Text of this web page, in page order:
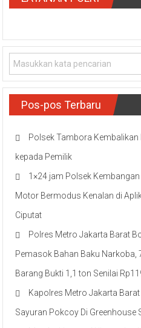
Pos-pos Terbaru
Polsek Tambora
kepada Pemilik
1×24 jam Polsek
Motor Bermodus Kenalan di
Ciputat
Polres Metro Jakarta Barat
Pemasok Bahan Baku Narkoba,
Barang Bukti 1,1 ton Senilai
Kapolres Metro Jakarta
Sayuran Pokcoy Di Greenhouse